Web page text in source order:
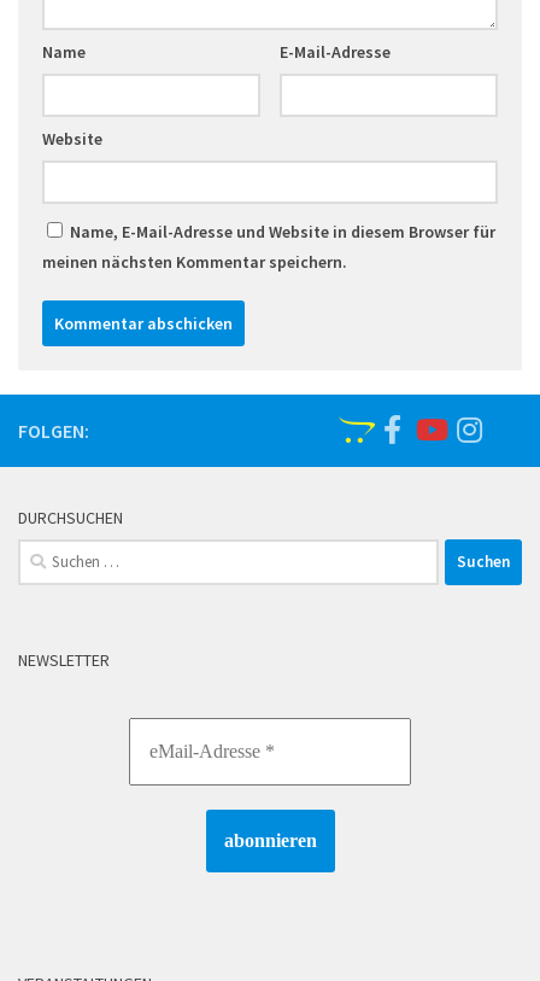
Name E-Mail-Adresse
Website
Name, E-Mail-Adresse und Website in diesem Browser für
meinen nächsten Kommentar speichern.
FOLGEN:
DURCHSUCHEN
Suchen
nach:
NEWSLETTER